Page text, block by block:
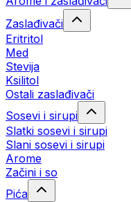
Zaslađivači
Eritritol
Med
Stevija
Ksilitol
Ostali zaslađivači
Sosevi i sirupi
Slatki sosevi i sirupi
Slani sosevi i sirupi
Arome
Začini i so
Pića